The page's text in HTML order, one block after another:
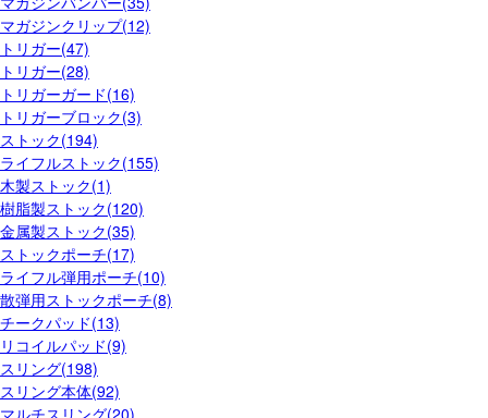
マガジンクリップ(12)
トリガー(47)
トリガー(28)
トリガーガード(16)
トリガーブロック(3)
ストック(194)
ライフルストック(155)
木製ストック(1)
樹脂製ストック(120)
金属製ストック(35)
ストックポーチ(17)
ライフル弾用ポーチ(10)
散弾用ストックポーチ(8)
チークパッド(13)
リコイルパッド(9)
スリング(198)
スリング本体(92)
マルチスリング(20)